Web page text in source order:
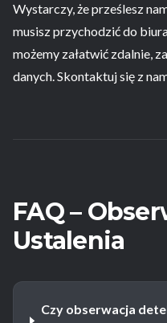
Wystarczy, że prześlesz
musisz przychodzić do
możemy załatwić zdalnie,
danych. Skontaktuj się z
FAQ –
Ustalenia
Czy obserwacja